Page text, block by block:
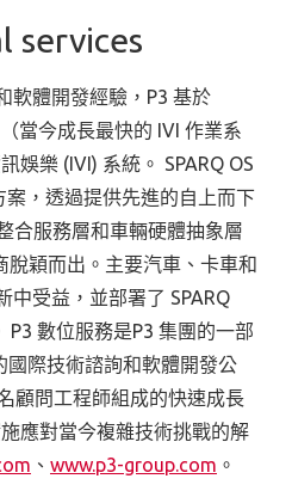
services
軟體開發經驗，P3 基於
當今成長最快的 IVI 作業系
娛樂 (IVI) 系統。 SPARQ OS
案，透過提供先進的自上而下
合服務層和車輛硬體抽象層
脫穎而出。主要汽車、卡車和
中受益，並部署了 SPARQ
P3 數位服務是P3 集團的一部
國際技術諮詢和軟體開發公
顧問工程師組成的快速成長
應對當今複雜技術挑戰的解
、 www.p3-group.com 。